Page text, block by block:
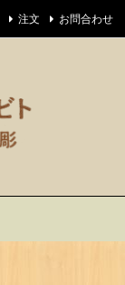
注文 お問合わせ